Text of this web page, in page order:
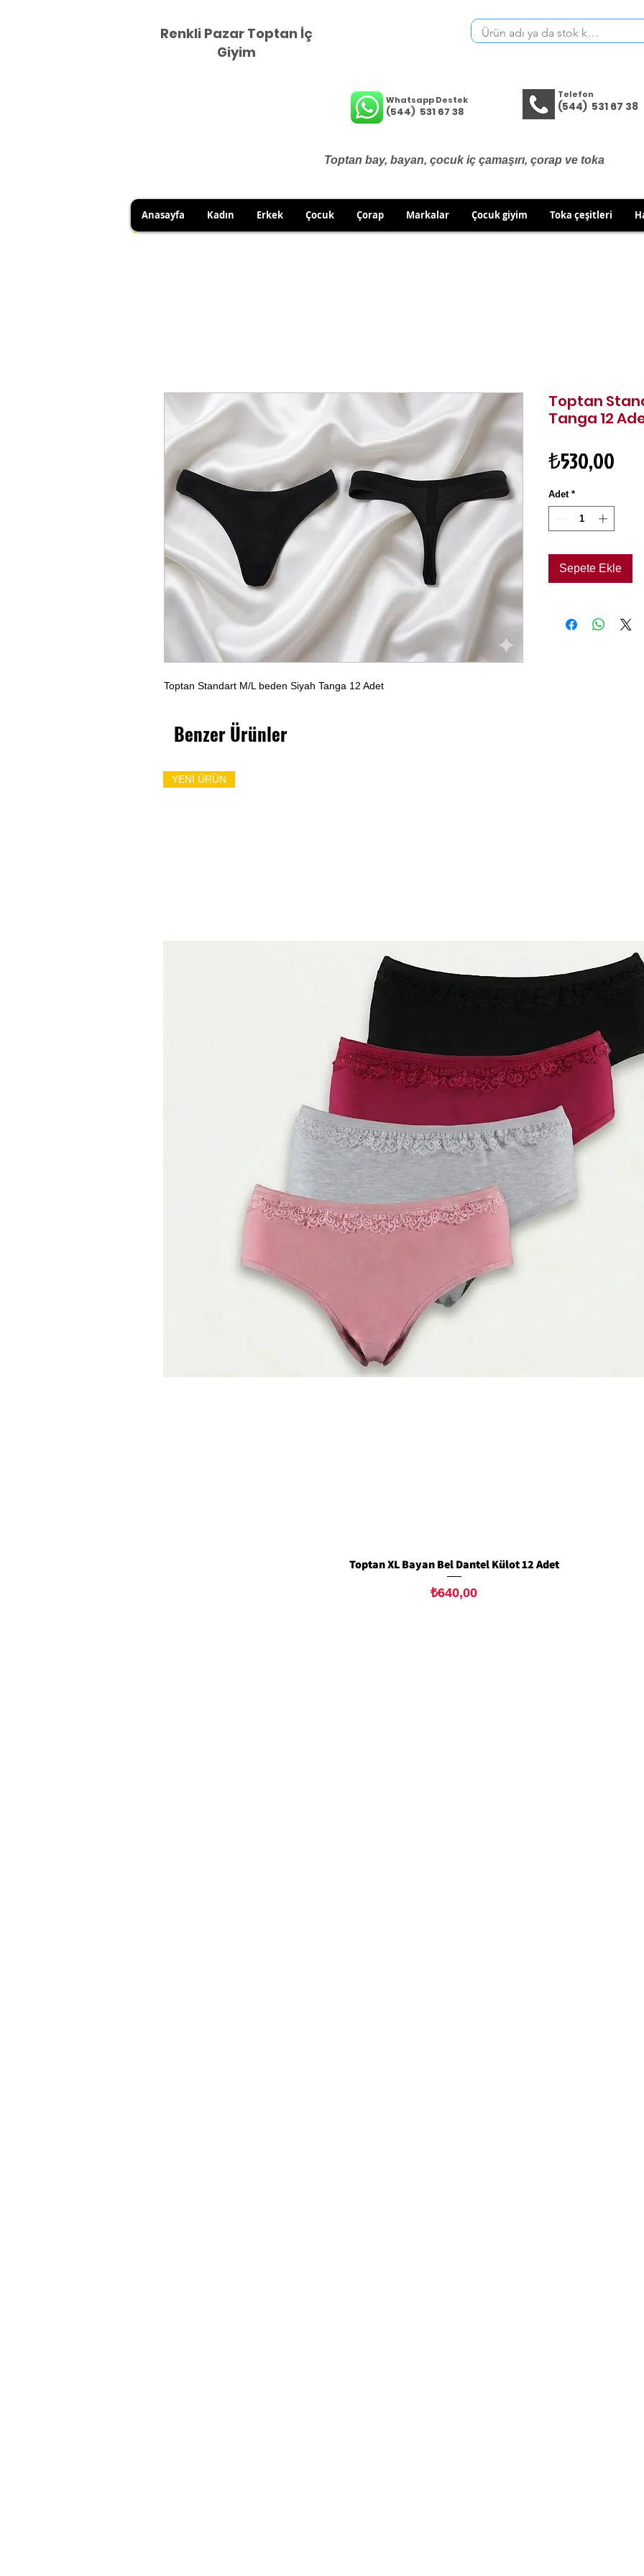
Renkli Pazar Toptan İç
Giyim
Whatsapp Destek
(544) 531 67 38
Telefon
(544) 531 67 38
Toptan bay, bayan, çocuk iç çamaşırı, çorap ve toka
Anasayfa Kadın Erkek Çocuk Çorap Markalar Çocuk giyim Toka çeşitleri
Toptan Standart M/L beden Siyah Tanga 12 Adet
Toptan
Tanga 12
₺530,00
Adet *
Sepete Ekle
Benzer Ürünler
Hızlı Bakış
YENİ ÜRÜN
Toptan XL Bayan Bel Dantel Külot 12 Adet
Fiyat
₺640,00